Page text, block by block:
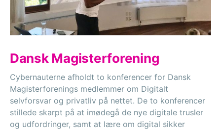
Dansk Magisterforening
Cybernauterne afholdt to konferencer for Dansk
Magisterforenings medlemmer om Digitalt
selvforsvar og privatliv på nettet. De to konferencer
stillede skarpt på at imødegå de nye digitale trusler
og udfordringer, samt at lære om digital sikker